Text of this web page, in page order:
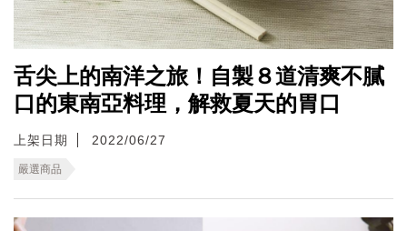
舌尖上的南洋之旅！自製８道清爽不膩
口的東南亞料理，解救夏天的胃口
上架日期 2022/06/27
嚴選商品